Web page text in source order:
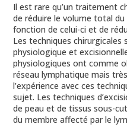
Il est rare qu’un traitement
de réduire le volume total
fonction de celui-ci et de
Les techniques chirurgicales
physiologique et
physiologiques ont comme
réseau lymphatique mais
l’expérience avec ces
sujet. Les techniques
de peau et de tissus sous-
du membre affecté par le